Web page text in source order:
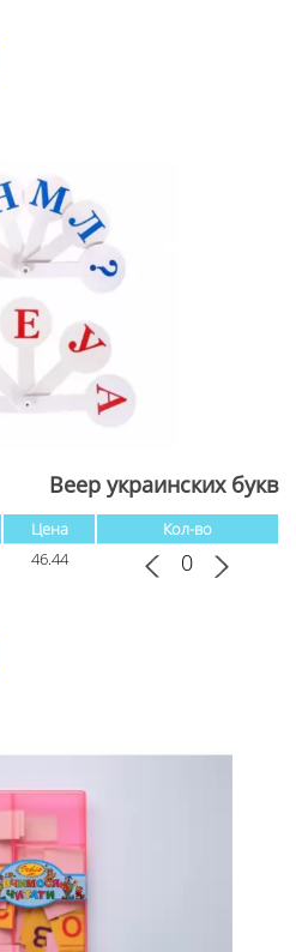
Веер украинских букв
Цена
Кол-во
46.44